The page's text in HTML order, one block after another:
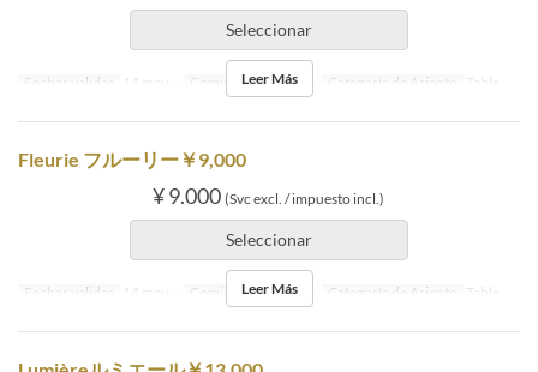
Seleccionar
Fechas validas 14 may ~ Comidas Almuerzo Categoría de Asiento Table
Leer Más
Fleurie フルーリー￥9,000
¥ 9.000 (Svc excl. / impuesto incl.)
Seleccionar
Fechas validas 14 may ~ Comidas Almuerzo Categoría de Asiento Table
Leer Más